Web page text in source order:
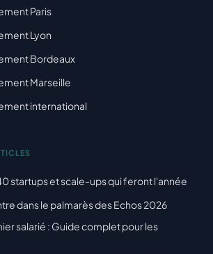
Paris
Lyon
Bordeaux
Marseille
international
startups et scale-ups qui feront l'année
dans le palmarès des Echos 2026
salarié : Guide complet pour les